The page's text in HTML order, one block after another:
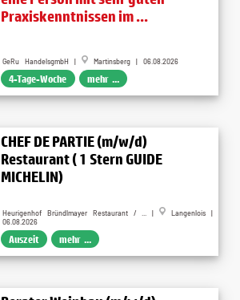
Praxiskenntnissen im ...
GeRu HandelsgmbH | Martinsberg | 06.08.2026
4-Tage-Woche mehr ...
CHEF DE PARTIE (m/w/d)
Restaurant ( 1 Stern GUIDE
MICHELIN)
Heurigenhof Bründlmayer Restaurant / ... |
Langenlois |
06.08.2026
Auszeit mehr ...